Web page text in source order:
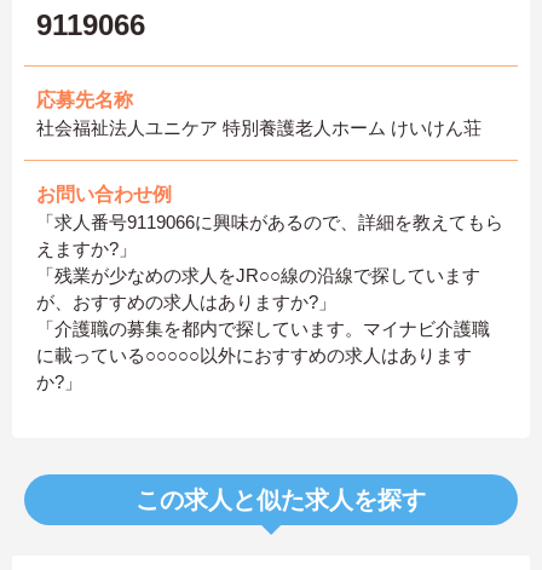
9119066
応募先名称
社会福祉法人ユニケア 特別養護老人ホーム けいけん荘
お問い合わせ例
「求人番号9119066に興味があるので、詳細を教えてもら
えますか?」
「残業が少なめの求人をJR○○線の沿線で探しています
が、おすすめの求人はありますか?」
「介護職の募集を都内で探しています。マイナビ介護職
に載っている○○○○○以外におすすめの求人はあります
か?」
この求人と似た求人を探す